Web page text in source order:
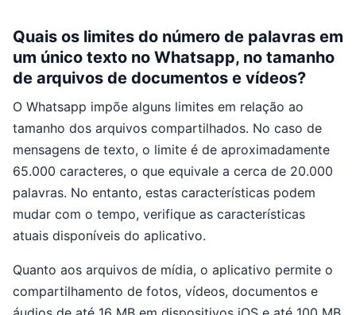
Quais os limites do número de palavras em
um único texto no Whatsapp, no tamanho
de arquivos de documentos e vídeos?
O Whatsapp impõe alguns limites em relação ao
tamanho dos arquivos compartilhados. No caso de
mensagens de texto, o limite é de aproximadamente
65.000 caracteres, o que equivale a cerca de 20.000
palavras. No entanto, estas características podem
mudar com o tempo, verifique as características
atuais disponíveis do aplicativo.
Quanto aos arquivos de mídia, o aplicativo permite o
compartilhamento de fotos, vídeos, documentos e